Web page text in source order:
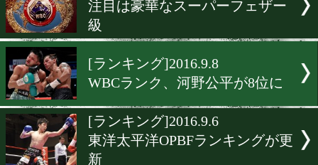
[IBFランキング]2016.10.6
細野悟の敗戦が悔やまれる
[ランキング]2016.9.28
前世界王者の2人がJBC保
ト入り